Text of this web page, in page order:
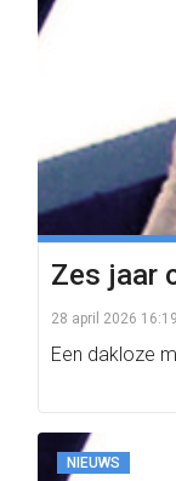
Zes jaar
28 april 2026 16:19
Een dakloze
NIEUWS